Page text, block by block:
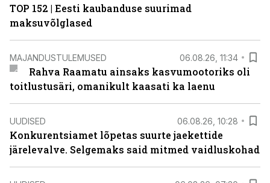
TOP 152 | Eesti kaubanduse suurimad
maksuvõlglased
MAJANDUSTULEMUSED 06.08.26, 11:34
Rahva Raamatu ainsaks kasvumootoriks oli
toitlustusäri, omanikult kaasati ka laenu
UUDISED 06.08.26, 10:28
Konkurentsiamet lõpetas suurte jaekettide
järelevalve. Selgemaks said mitmed vaidluskohad